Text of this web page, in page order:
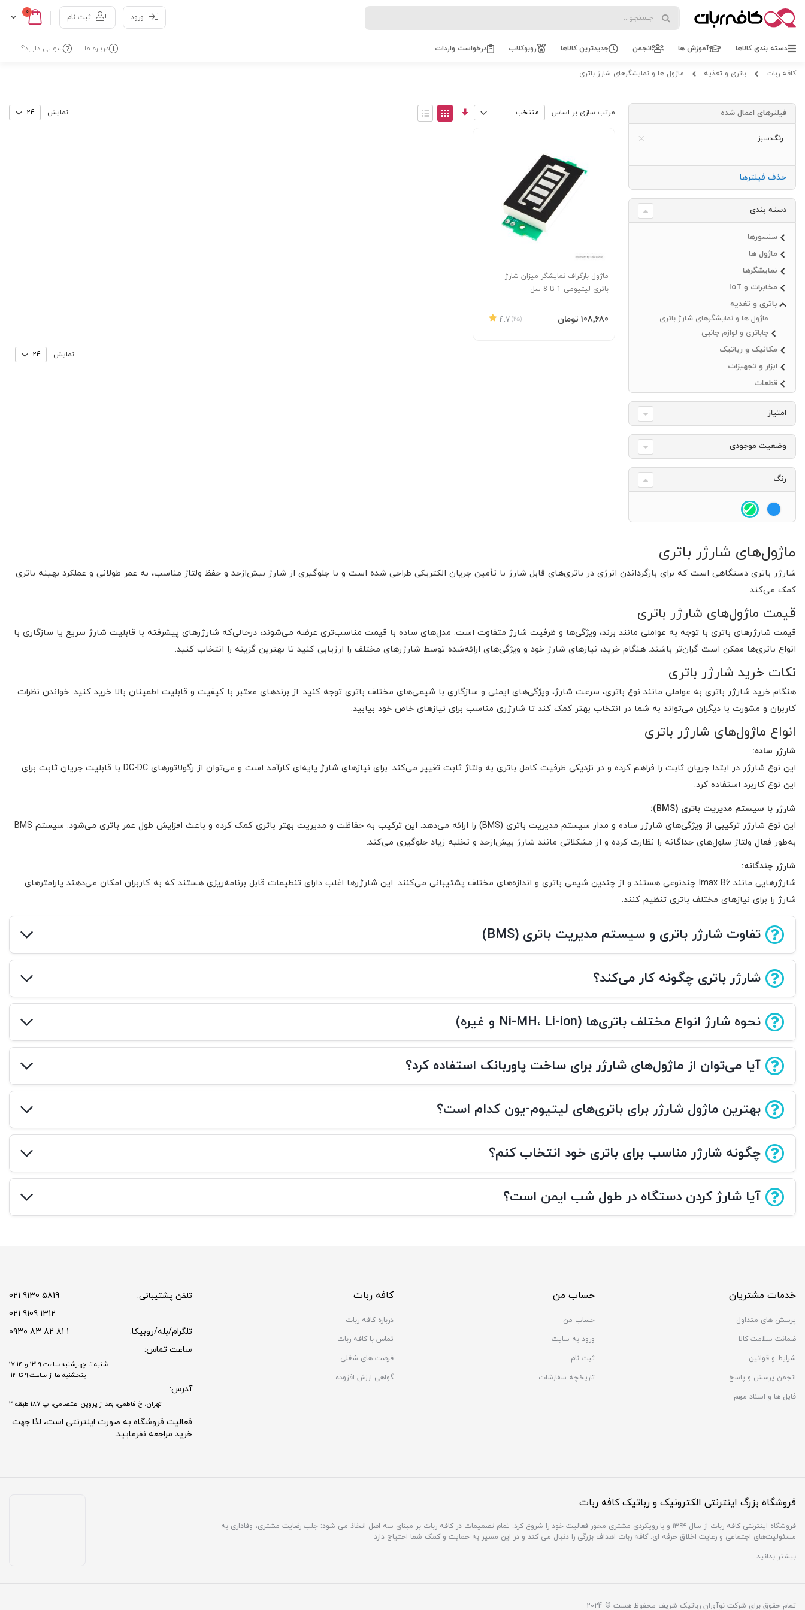
Cart0 عدد
Skip
to
ورود ثبت نام
دسته بندی کالاها آموزش ها انجمن جدیدترین کالاها روبوکلاب درخواست واردات سوالی دارید؟ درباره ما
کافه ربات باتری و تغذیه ماژول ها و نمایشگرهای شارژ باتری
مرتب سازی بر اساس
مرتب
سازی
View
as
نمایش
ماژول بارگراف نمایشگر میزان شارژ
باتری لیتیومی 1 تا 8 سل
4.7 (25) ‎108٬680 تومان
افزودن به سبد
نمایش
فیلترهای اعمال شده
رنگ سبز
حذف فیلترها
دسته بندی
سنسورها
ماژول ها
نمایشگرها
مخابرات و IoT
باتری و تغذیه
ماژول ها و نمایشگرهای شارژ باتری
جاباتری و لوازم جانبی
مکانیک و رباتیک
ابزار و تجهیزات
قطعات
امتیاز
وضعیت موجودی
رنگ
ماژول‌های شارژر باتری
شارژر باتری دستگاهی است که برای بازگرداندن انرژی در باتری‌های قابل شارژ با تأمین جریان الکتریکی طراحی شده است و با جلوگیری از شارژ بیش‌ازحد و حفظ ولتاژ مناسب، به عمر طولانی و عملکرد بهینه باتری
کمک می‌کند.
قیمت ماژول‌های شارژر باتری
قیمت شارژرهای باتری با توجه به عواملی مانند برند، ویژگی‌ها و ظرفیت شارژ متفاوت است. مدل‌های ساده با قیمت مناسب‌تری عرضه می‌شوند، درحالی‌که شارژرهای پیشرفته با قابلیت شارژ سریع یا سازگاری با
انواع باتری‌ها ممکن است گران‌تر باشند. هنگام خرید، نیازهای شارژ خود و ویژگی‌های ارائه‌شده توسط شارژرهای مختلف را ارزیابی کنید تا بهترین گزینه را انتخاب کنید.
نکات خرید شارژر باتری
هنگام خرید شارژر باتری به عواملی مانند نوع باتری، سرعت شارژ، ویژگی‌های ایمنی و سازگاری با شیمی‌های مختلف باتری توجه کنید. از برندهای معتبر با کیفیت و قابلیت اطمینان بالا خرید کنید. خواندن نظرات
کاربران و مشورت با دیگران می‌تواند به شما در انتخاب بهتر کمک کند تا شارژری مناسب برای نیازهای خاص خود بیابید.
انواع ماژول‌های شارژر باتری
شارژر ساده:
این نوع شارژر در ابتدا جریان ثابت را فراهم کرده و در نزدیکی ظرفیت کامل باتری به ولتاژ ثابت تغییر می‌کند. برای نیازهای شارژ پایه‌ای کارآمد است و می‌توان از رگولاتورهای DC-DC با قابلیت جریان ثابت برای
این نوع کاربرد استفاده کرد.
شارژر با سیستم مدیریت باتری (BMS):
این نوع شارژر ترکیبی از ویژگی‌های شارژر ساده و مدار سیستم مدیریت باتری (BMS) را ارائه می‌دهد. این ترکیب به حفاظت و مدیریت بهتر باتری کمک کرده و باعث افزایش طول عمر باتری می‌شود. سیستم BMS
به‌طور فعال ولتاژ سلول‌های جداگانه را نظارت کرده و از مشکلاتی مانند شارژ بیش‌ازحد و تخلیه زیاد جلوگیری می‌کند.
شارژر چندگانه:
شارژرهایی مانند Imax B6 چندنوعی هستند و از چندین شیمی باتری و اندازه‌های مختلف پشتیبانی می‌کنند. این شارژرها اغلب دارای تنظیمات قابل برنامه‌ریزی هستند که به کاربران امکان می‌دهند پارامترهای
شارژ را برای نیازهای مختلف باتری تنظیم کنند.
تفاوت شارژر باتری و سیستم مدیریت باتری (BMS)
شارژر باتری چگونه کار می‌کند؟
نحوه شارژ انواع مختلف باتری‌ها (Ni-MH، Li-ion و غیره)
آیا می‌توان از ماژول‌های شارژر برای ساخت پاوربانک استفاده کرد؟
بهترین ماژول شارژر برای باتری‌های لیتیوم-یون کدام است؟
چگونه شارژر مناسب برای باتری خود انتخاب کنم؟
آیا شارژ کردن دستگاه در طول شب ایمن است؟
خدمات مشتریان
پرسش های متداول
ضمانت سلامت کالا
شرایط و قوانین
انجمن پرسش و پاسخ
فایل ها و اسناد مهم
حساب من
حساب من
ورود به سایت
ثبت نام
تاریخچه سفارشات
کافه ربات
درباره کافه ربات
تماس با کافه ربات
فرصت های شغلی
گواهی ارزش افزوده
تلفن پشتیبانی:
5819 9130 021
1312 9109 021
تلگرام/بله/روبیکا:
۱ ۸۱ ۸۲ ۸۳ ۰۹۳۰
ساعت تماس:
شنبه تا چهارشنبه ساعت ۹-۱۳ و ۱۴-۱۷
پنجشنبه ها از ساعت ۹ تا ۱۴
آدرس:
تهران، خ فاطمی، بعد از پروین اعتصامی، پ 187 طبقه 3
فعالیت فروشگاه به صورت اینترنتی است، لذا جهت
خرید مراجعه نفرمایید.
فروشگاه بزرگ اینترنتی الکترونیک و رباتیک کافه ربات
فروشگاه اینترنتی کافه ربات از سال ۱۳۹۴ و با رویکردی مشتری محور فعالیت خود را شروع کرد. تمام تصمیمات در کافه ربات بر مبنای سه اصل اتخاذ می شود: جلب رضایت مشتری، وفاداری به
مسئولیت‌های اجتماعی و رعایت اخلاق حرفه ای. کافه ربات اهداف بزرگی را دنبال می کند و در این مسیر به حمایت و کمک شما احتیاج دارد
بیشتر بدانید
تمام حقوق برای شرکت نوآوران رباتیک شریف محفوظ هست © 2024